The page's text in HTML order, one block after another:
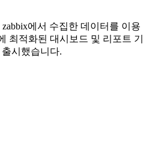
에서 수집한 데이터를 이용
최적화된 대시보드 및 리포트 기
시했습니다.